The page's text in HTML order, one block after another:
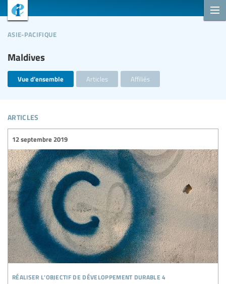
Maldives
asie-pacifique
Vue d’ensemble Articles Affiliés
articles
réaliser l’objectif de développement durable 4
12 septembre 2019